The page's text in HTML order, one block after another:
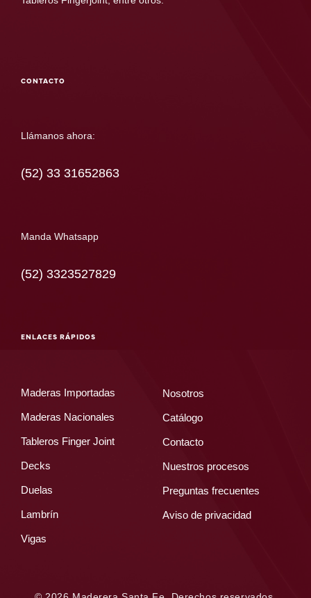
CONTACTO
Llámanos ahora:
(52) 33 31652863
Manda Whatsapp
(52) 3323527829
ENLACES RÁPIDOS
Maderas Importadas
Maderas Nacionales
Tableros Finger Joint
Decks
Duelas
Lambrín
Vigas
Nosotros
Catálogo
Contacto
Nuestros procesos
Preguntas frecuentes
Aviso de privacidad